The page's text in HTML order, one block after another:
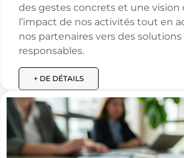
des gestes concrets et une vision
l’impact de nos activités tout en
nos partenaires vers des
responsables.
+ DE DÉTAILS